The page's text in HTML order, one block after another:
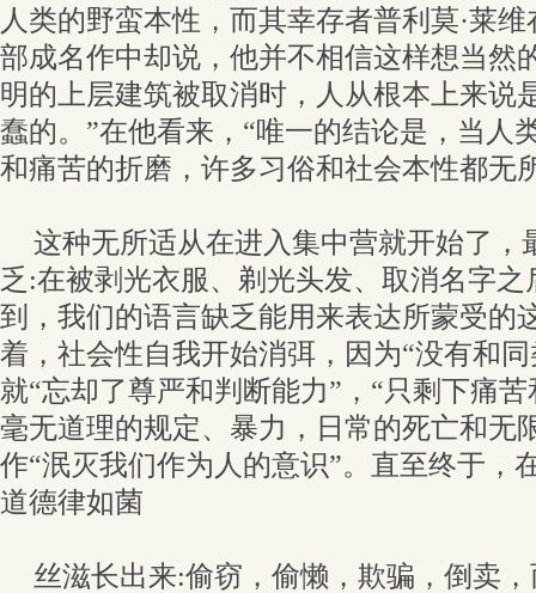
人类的野蛮本性，而其幸存者普利莫·莱
部成名作中却说，他并不相信这样想当然
明的上层建筑被取消时，人从根本上来说
蠢的。”在他看来，“唯一的结论是，当人
和痛苦的折磨，许多习俗和社会本性都无
这种无所适从在进入集中营就开始了，
乏:在被剥光衣服、剃光头发、取消名字之
到，我们的语言缺乏能用来表达所蒙受的
着，社会性自我开始消弭，因为“没有和
就“忘却了尊严和判断能力”，“只剩下痛
毫无道理的规定、暴力，日常的死亡和无
作“泯灭我们作为人的意识”。直至终于，
道德律如菌
丝滋长出来:偷窃，偷懒，欺骗，倒卖